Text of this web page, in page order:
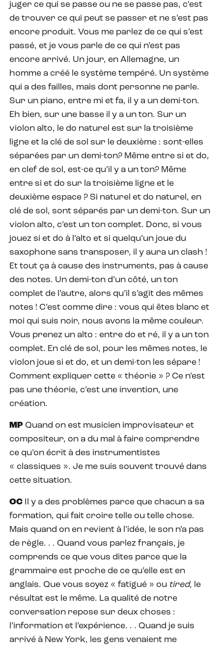
juger ce qui se passe ou ne se passe pas, c’est
de trouver ce qui peut se passer et ne s’est pas
encore produit. Vous me parlez de ce qui s’est
passé, et je vous parle de ce qui n’est pas
encore arrivé. Un jour, en Allemagne, un
homme a créé le système tempéré. Un système
qui a des failles, mais dont personne ne parle.
Sur un piano, entre mi et fa, il y a un demi-ton.
Eh bien, sur une basse il y a un ton. Sur un
violon alto, le do naturel est sur la troisième
ligne et la clé de sol sur le deuxième : sont-elles
séparées par un demi-ton? Même entre si et do,
en clef de sol, est-ce qu’il y a un ton? Même
entre si et do sur la troisième ligne et le
deuxième espace ? Si naturel et do naturel, en
clé de sol, sont séparés par un demi-ton. Sur un
violon alto, c’est un ton complet. Donc, si vous
jouez si et do à l’alto et si quelqu’un joue du
saxophone sans transposer, il y aura un clash !
Et tout ça à cause des instruments, pas à cause
des notes. Un demi-ton d’un côté, un ton
complet de l’autre, alors qu’il s’agit des mêmes
notes ! C’est comme dire : vous qui êtes blanc et
moi qui suis noir, nous avons la même couleur.
Vous prenez un alto : entre do et ré, il y a un ton
complet. En clé de sol, pour les mêmes notes, le
violon joue si et do, et un demi-ton les sépare !
Comment expliquer cette « théorie » ? Ce n’est
pas une théorie, c’est une invention, une
création.
MP Quand on est musicien improvisateur et
compositeur, on a du mal à faire comprendre
ce qu’on écrit à des instrumentistes
« classiques ». Je me suis souvent trouvé dans
cette situation.
OC
Il y a des problèmes parce que chacun a sa
formation, qui fait croire telle ou telle chose.
Mais quand on en revient à l’idée, le son n’a pas
de règle. . . Quand vous parlez français, je
comprends ce que vous dites parce que la
grammaire est proche de ce qu’elle est en
anglais. Que vous soyez « fatigué » ou tired, le
résultat est le même. La qualité de notre
conversation repose sur deux choses :
l’information et l’expérience. . . Quand je suis
arrivé à New York, les gens venaient me